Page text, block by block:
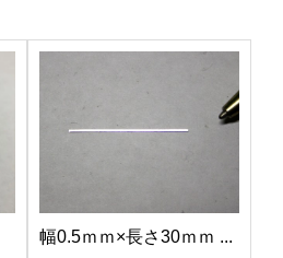
幅0.5ｍｍ×長さ30ｍｍ ...